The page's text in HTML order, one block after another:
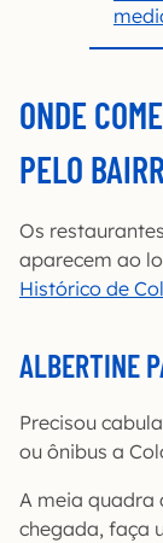
ONDE
PELO
Os
aparecem ao
Histórico de
ALBERTINE
Precisou
ou ônibus a
A meia quadra
chegada, faça